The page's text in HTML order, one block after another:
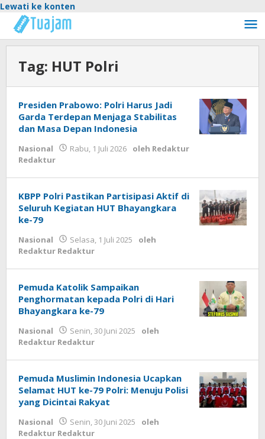
Lewati ke konten
Tag: HUT Polri
Presiden Prabowo: Polri Harus Jadi
Garda Terdepan Menjaga Stabilitas
dan Masa Depan Indonesia
Nasional Rabu, 1 Juli 2026 oleh Redaktur
Redaktur
KBPP Polri Pastikan Partisipasi Aktif di
Seluruh Kegiatan HUT Bhayangkara
ke-79
Nasional Selasa, 1 Juli 2025
oleh
Redaktur Redaktur
Pemuda Katolik Sampaikan
Penghormatan kepada Polri di Hari
Bhayangkara ke-79
Nasional Senin, 30 Juni 2025
oleh
Redaktur Redaktur
Pemuda Muslimin Indonesia Ucapkan
Selamat HUT ke-79 Polri: Menuju Polisi
yang Dicintai Rakyat
Nasional Senin, 30 Juni 2025
oleh
Redaktur Redaktur